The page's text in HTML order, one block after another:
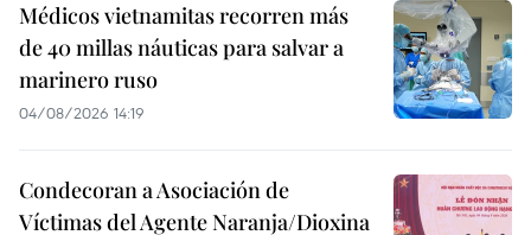
Médicos vietnamitas recorren más
de 40 millas náuticas para salvar a
marinero ruso
04/08/2026 14:19
Condecoran a Asociación de
Víctimas del Agente Naranja/Dioxina